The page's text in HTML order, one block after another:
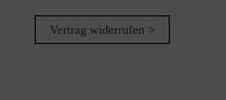
Vertrag widerrufen >